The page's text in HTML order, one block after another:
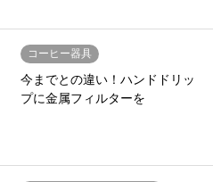
コーヒー器具
今までとの違い！ハンドドリッ
プに金属フィルターを